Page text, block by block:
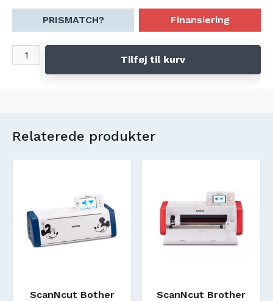
PRISMATCH? Finansiering
Tilføj til kurv
Relaterede produkter
ScanNcut Bother
ScanNcut Brother